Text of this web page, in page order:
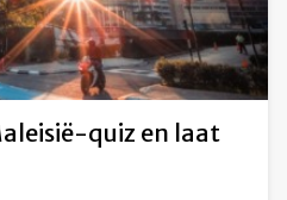
quiz en laat